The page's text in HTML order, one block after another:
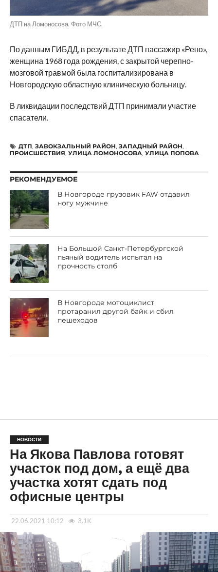
ДТП на Ломоносова. Фото МЧС.
По данным ГИБДД, в результате ДТП пассажир «Рено»,
женщина 1968 года рождения, с закрытой черепно-
мозговой травмой была госпитализирована в
Новгородскую областную клиническую больницу.
В ликвидации последствий ДТП принимали участие
спасатели.
ДТП, ЗАВОКЗАЛЬНЫЙ РАЙОН, ЗАПАДНЫЙ РАЙОН,
ПРОИСШЕСТВИЯ, УЛИЦА ЛОМОНОСОВА, УЛИЦА ПОПОВА
РЕКОМЕНДУЕМОЕ
В Новгороде грузовик FAW отдавил
ногу мужчине
На Большой Санкт-Петербургской
пьяный водитель испытал на
прочность столб
В Новгороде мотоциклист
протаранил другой байк и сбил
пешеходов
НОВОСТИ
На Якова Павлова готовят
участок под дом, а ещё два
участка хотят сдать под
офисные центры
22.06.2021 10:12 3.1K